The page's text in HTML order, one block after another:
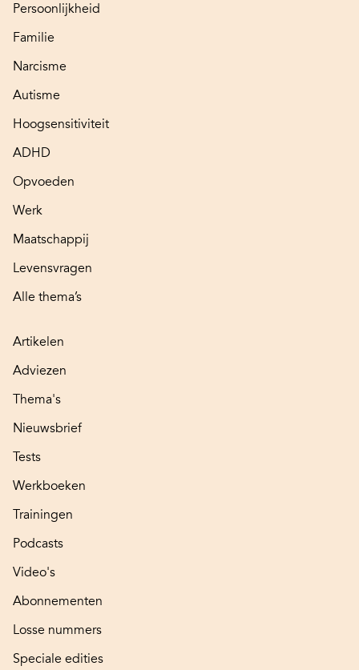
Persoonlijkheid
Familie
Narcisme
Autisme
Hoogsensitiviteit
ADHD
Opvoeden
Werk
Maatschappij
Levensvragen
Alle thema’s
Artikelen
Adviezen
Thema's
Nieuwsbrief
Tests
Werkboeken
Trainingen
Podcasts
Video's
Abonnementen
Losse nummers
Speciale edities